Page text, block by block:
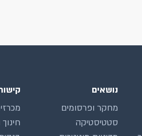
נושאים
מחקר ופרסומים
סטטיסטיקה